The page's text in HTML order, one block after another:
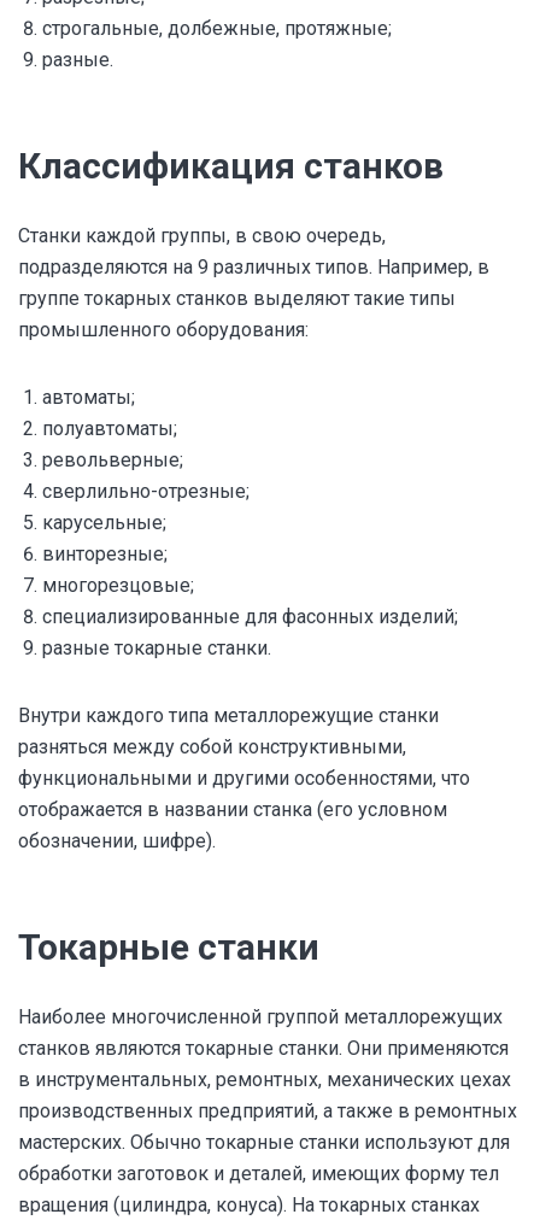
строгальные, долбежные, протяжные;
разные.
Классификация станков
Станки каждой группы, в свою очередь,
подразделяются на 9 различных типов. Например, в
группе токарных станков выделяют такие типы
промышленного оборудования:
автоматы;
полуавтоматы;
револьверные;
сверлильно-отрезные;
карусельные;
винторезные;
многорезцовые;
специализированные для фасонных изделий;
разные токарные станки.
Внутри каждого типа металлорежущие станки
разняться между собой конструктивными,
функциональными и другими особенностями, что
отображается в названии станка (его условном
обозначении, шифре).
Токарные станки
Наиболее многочисленной группой металлорежущих
станков являются токарные станки. Они применяются
в инструментальных, ремонтных, механических цехах
производственных предприятий, а также в ремонтных
мастерских. Обычно токарные станки используют для
обработки заготовок и деталей, имеющих форму тел
вращения (цилиндра, конуса). На токарных станках